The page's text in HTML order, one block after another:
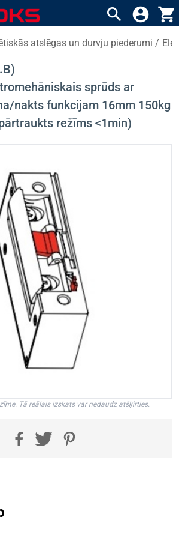
search account_circle shopping_cart
atslēgas un durvju piederumi /
sprūds ar
nakts funkcijam 16mm 150kg
režīms <1min)
Tā reālais izskats var nedaudz atšķirties.